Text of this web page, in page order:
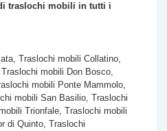
traslochi mobili in tutti i
Traslochi mobili Collatino,
mobili Don Bosco,
mobili Ponte Mammolo,
mobili San Basilio, Traslochi
Trionfale, Traslochi mobili
di Quinto, Traslochi